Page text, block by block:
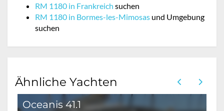
RM 1180 in Frankreich suchen
RM 1180 in Bormes-les-Mimosas und Umgebung
suchen
Ähnliche Yachten
Oceanis 41.1